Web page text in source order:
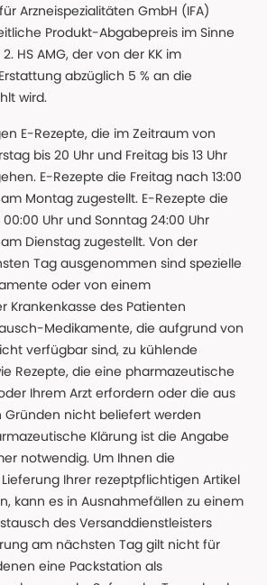
Arzneispezialitäten GmbH (IFA)
Produkt-Abgabepreis im Sinne
2. HS AMG, der von der KK im
abzüglich 5 % an die
wird.
E-Rezepte, die im Zeitraum von
bis 20 Uhr und Freitag bis 13 Uhr
E-Rezepte die Freitag nach 13:00
Montag zugestellt. E-Rezepte die
Uhr und Sonntag 24:00 Uhr
Dienstag zugestellt. Von der
Tag ausgenommen sind spezielle
oder von einem
Krankenkasse des Patienten
Medikamente, die aufgrund von
verfügbar sind, zu kühlende
Rezepte, die eine pharmazeutische
Ihrem Arzt erfordern oder die aus
nicht beliefert werden
Klärung ist die Angabe
notwendig. Um Ihnen die
Ihrer rezeptpflichtigen Artikel
kann es in Ausnahmefällen zu einem
des Versanddienstleisters
am nächsten Tag gilt nicht für
eine Packstation als